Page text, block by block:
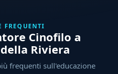
FREQUENTI
Cinofilo a
Riviera
frequenti sull'educazione